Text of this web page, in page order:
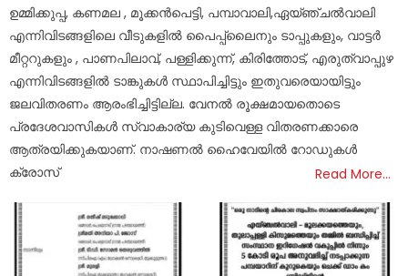
ഉമ്മിക്കുപ്പ, കണമല , മൂക്കൻപെട്ടി, പമ്പാവാലി,ഏയ്ഞ്ചൽവാലി
എന്നിവിടങ്ങളിലെ വീടുകളിൽ പൈപ്പ്ലൈനും ടാപ്പുകളും, വാട്ടർ
മീറ്ററുകളും , പാണപിലാവ്, പള്ളിക്കുന്ന്, കിരിത്തോട്, എരുത്വാപ്പുഴ
എന്നിവിടങ്ങളിൽ ടാങ്കുകൾ സ്ഥാപിച്ചിട്ടും ഇതുവരെയായിട്ടും
ജലവിതരണം ആരംഭിച്ചിട്ടില്ല. വേനൽ രൂക്ഷമായതൊടെ
പ്രദേശവാസികൾ സ്വാകാര്യ കുടിവെള്ള വിതരണക്കാരെ
ആത്രയിക്കുകയാണ്. നാഷണൽ ഹൈവേയിൽ റോഡുകൾ
ക്രോസ്
Read More…